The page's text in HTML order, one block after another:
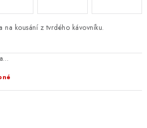
cookies
Hodnocení obchodu
kousání z tvrdého kávovníku.